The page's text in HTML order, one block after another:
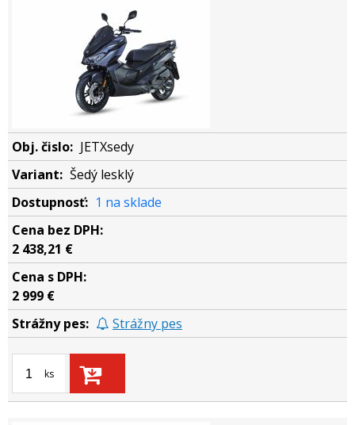
JETXsedy
Šedý lesklý
1 na sklade
2 438,21 €
2 999 €
Strážny pes
ks